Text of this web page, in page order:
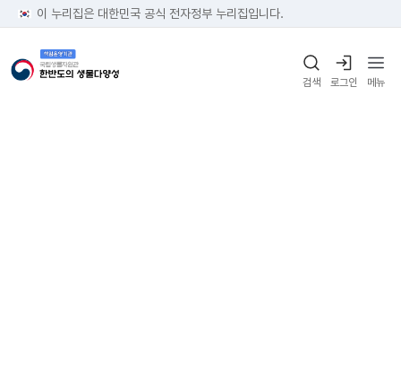
이 누리집은 대한민국 공식 전자정부 누리집입니다.
검색 로그인 메뉴